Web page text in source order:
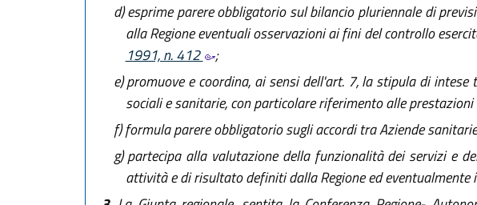
d)esprime parere obbligatorio sul bilancio pluriennale di
alla Regione eventuali osservazioni ai fini del controllo
1991, n. 412
;
e)promuove e coordina, ai sensi dell'art. 7, la stipula di
sociali e sanitarie, con particolare riferimento alle
f)formula parere obbligatorio sugli accordi tra Aziende
g)partecipa alla valutazione della funzionalità dei servizi e
attività e di risultato definiti dalla Regione ed eventualmente